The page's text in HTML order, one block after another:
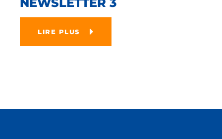
LIRE PLUS